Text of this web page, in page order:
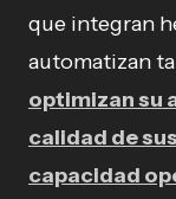
que integran
automatizan
optimizan su
calidad de
capacidad